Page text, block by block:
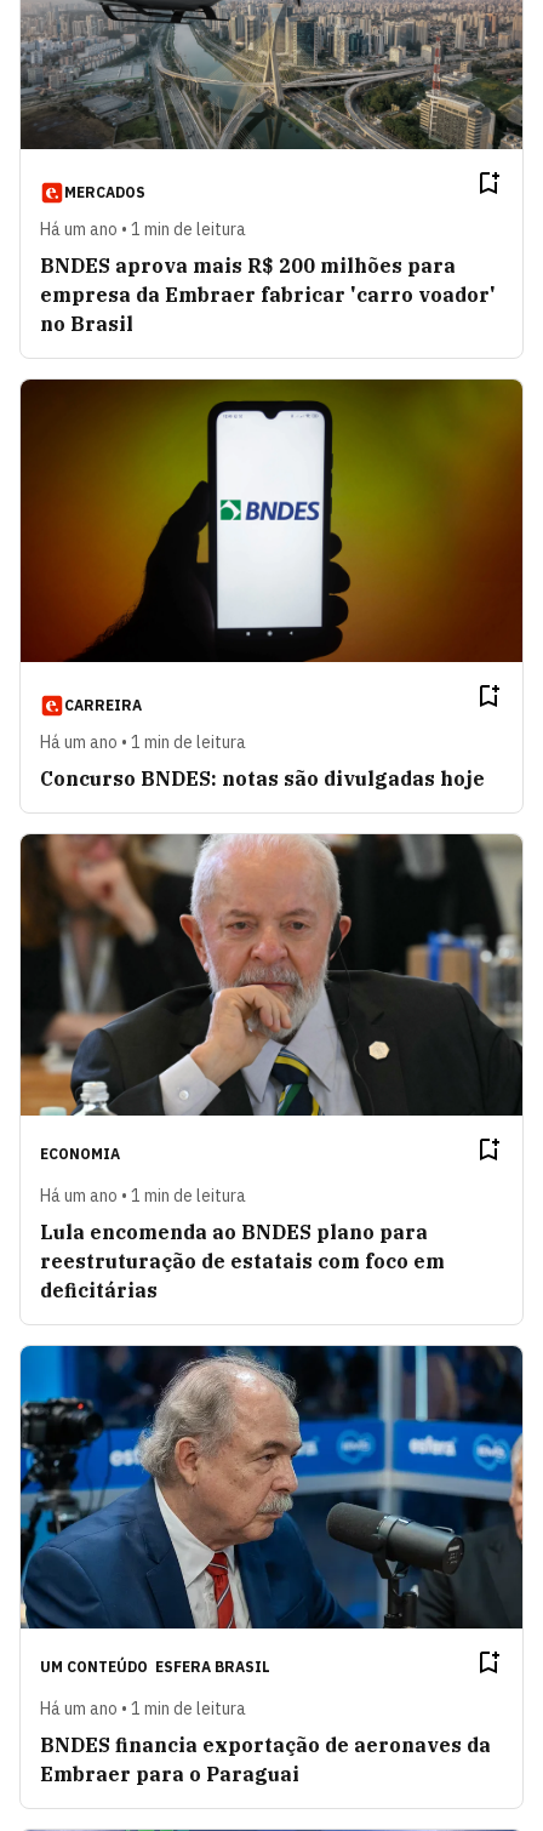
MERCADOS
Há um ano • 1 min de leitura
BNDES aprova mais R$ 200 milhões para
empresa da Embraer fabricar 'carro voador'
no Brasil
CARREIRA
Há um ano • 1 min de leitura
Concurso BNDES: notas são divulgadas hoje
ECONOMIA
Há um ano • 1 min de leitura
Lula encomenda ao BNDES plano para
reestruturação de estatais com foco em
deficitárias
UM CONTEÚDO ESFERA BRASIL
Há um ano • 1 min de leitura
BNDES financia exportação de aeronaves da
Embraer para o Paraguai